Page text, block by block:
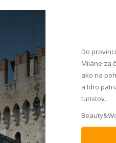
Do
Miláne za
ako na
a Idro
turistov.